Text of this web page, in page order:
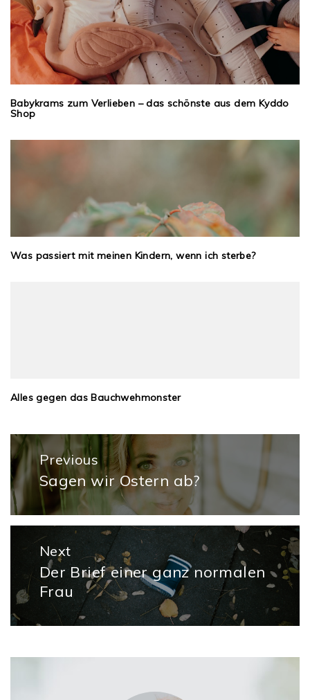
Babykrams zum Verlieben – das schönste aus dem Kyddo
Shop
Was passiert mit meinen Kindern, wenn ich sterbe?
Alles gegen das Bauchwehmonster
Beitragsnavigation
Previous
Previous
post:
Sagen wir Ostern ab?
Next
Next
post:
Der Brief einer ganz normalen
Frau